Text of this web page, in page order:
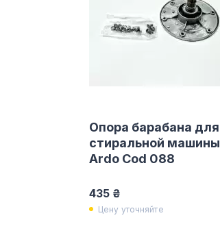
Опора барабана для
стиральной машины
Ardo Cod 088
435 ₴
Цену уточняйте